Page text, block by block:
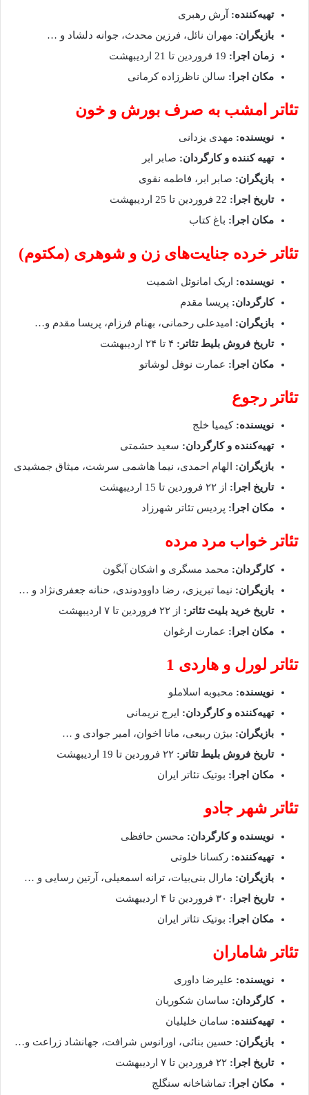
تهیه‌کننده: آرش رهبری
بازیگران: مهران نائل، فرزین محدث، جوانه دلشاد و …
زمان اجرا:
مکان اجرا: سالن ناظرزاده کرمانی
تئاتر امشب به صرف بورش و خون
نویسنده: مهدی یزدانی
تهیه کننده و کارگردان: صابر ابر
بازیگران: صابر ابر، فاطمه نقوی
تاریخ اجرا: 22 فروردین تا 25 اردیبهشت
مکان اجرا: باغ کتاب
تئاتر خرده جنایت‌های زن‌ و شوهری (مکتوم)
نویسنده: اریک امانوئل اشمیت
کارگردان: پریسا مقدم
بازیگران:
امیدعلی رحمانی، بهنام فرزام، پریسا مقدم و…
تاریخ فروش بلیط تئاتر:
مکان اجرا: عمارت نوفل لوشاتو
تئاتر رجوع
نویسنده: کیمیا خلج
تهیه‌کننده و کارگردان: سعید حشمتی
بازیگران: الهام احمدی، نیما هاشمی سرشت، میثاق جمشیدی
تاریخ اجرا: از ۲۲ فروردین تا 15 اردیبهشت
مکان اجرا: پردیس تئاتر شهرزاد
تئاتر خواب مرد مرده
کارگردان: محمد مسگری و اشکان آبگون
بازیگران: نیما تبریزی، رضا داوودوندی، حنانه جعفری‌نژاد و …
تاریخ خرید بلیت تئاتر: از ۲۲ فروردین تا ۷ اردیبهشت
مکان اجرا: عمارت ارغوان
تئاتر لورل و هاردی 1
نویسنده: محبوبه اسلاملو
تهیه‌کننده و کارگردان: ایرج نریمانی
بازیگران: بیژن ربیعی، مانا اخوان، امیر جوادی و …
تاریخ فروش بلیط تئاتر:
مکان اجرا: بوتیک تئاتر ایران
تئاتر شهر جادو
نویسنده و کارگردان: محسن حافظی
تهیه‌کننده: رکسانا خلوتی
بازیگران: مارال بنی‌بیات، ترانه اسمعیلی، آرتین رسایی و …
تاریخ اجرا: ۳۰ فروردین تا ۴ اردیبهشت
مکان اجرا: بوتیک تئاتر ایران
تئاتر شاماران
نویسنده: علیرضا داوری
کارگردان: ساسان شکوریان
تهیه‌کننده: سامان خلیلیان
بازیگران: حسین بنائی، اورانوس شرافت، جهانشاد زراعت و…
تاریخ اجرا:
مکان اجرا: تماشاخانه سنگلج